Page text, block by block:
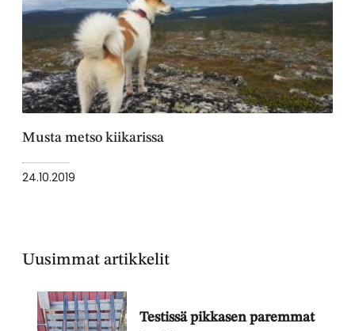
Musta metso kiikarissa
24.10.2019
Uusimmat artikkelit
Testissä pikkasen paremmat